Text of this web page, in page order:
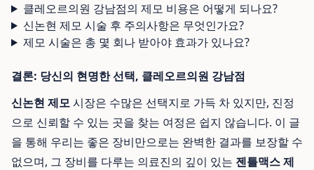
클레오르의원 강남점의 제모 비용은 어떻게 되나요?
신논현 제모 시술 후 주의사항은 무엇인가요?
제모 시술은 총 몇 회나 받아야 효과가 있나요?
결론: 당신의 현명한 선택, 클레오르의원 강남점
신논현 제모시장은 수많은 선택지로 가득 차 있지만, 진정
으로 신뢰할 수 있는 곳을 찾는 여정은 쉽지 않습니다. 이 글
을 통해 우리는 좋은 장비만으로는 완벽한 결과를 보장할 수
없으며, 그 장비를 다루는 의료진의 깊이 있는 젠틀맥스 제